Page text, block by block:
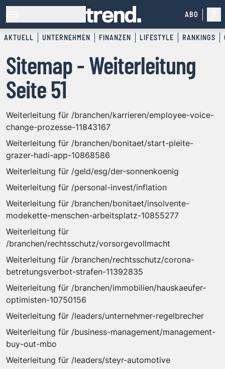
ABO
AKTUELL UNTERNEHMEN FINANZEN LIFESTYLE RANKINGS
Sitemap - Weiterleitung
Seite 51
Weiterleitung für /branchen/karrieren/employee-voice-
change-prozesse-11843167
Weiterleitung für /branchen/bonitaet/start-pleite-
grazer-hadi-app-10868586
Weiterleitung für /geld/esg/der-sonnenkoenig
Weiterleitung für /personal-invest/inflation
Weiterleitung für /branchen/bonitaet/insolvente-
modekette-menschen-arbeitsplatz-10855277
Weiterleitung für
/branchen/rechtsschutz/vorsorgevollmacht
Weiterleitung für /branchen/rechtsschutz/corona-
betretungsverbot-strafen-11392835
Weiterleitung für /branchen/immobilien/hauskaeufer-
optimisten-10750156
Weiterleitung für /leaders/unternehmer-regelbrecher
Weiterleitung für /business-management/management-
buy-out-mbo
Weiterleitung für /leaders/steyr-automotive